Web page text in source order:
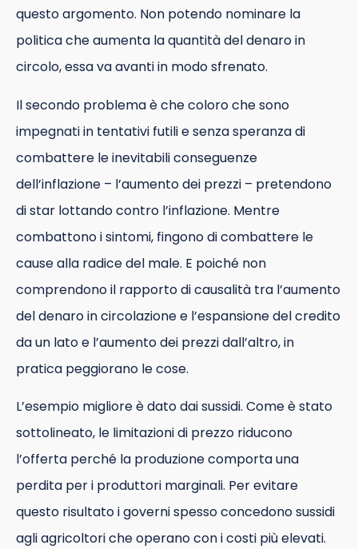
questo argomento. Non potendo nominare la
politica che aumenta la quantità del denaro in
circolo, essa va avanti in modo sfrenato.
Il secondo problema è che coloro che sono
impegnati in tentativi futili e senza speranza di
combattere le inevitabili conseguenze
dell’inflazione – l’aumento dei prezzi – pretendono
di star lottando contro l’inflazione. Mentre
combattono i sintomi, fingono di combattere le
cause alla radice del male. E poiché non
comprendono il rapporto di causalità tra l’aumento
del denaro in circolazione e l’espansione del credito
da un lato e l’aumento dei prezzi dall’altro, in
pratica peggiorano le cose.
L’esempio migliore è dato dai sussidi. Come è stato
sottolineato, le limitazioni di prezzo riducono
l’offerta perché la produzione comporta una
perdita per i produttori marginali. Per evitare
questo risultato i governi spesso concedono sussidi
agli agricoltori che operano con i costi più elevati.